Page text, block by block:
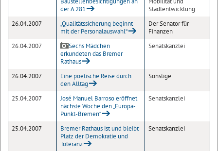
der A 281
Stadtentwicklung
26.04.2007
„Qualitätssicherung beginnt
mit der Personalauswahl“
Der Senator für
Finanzen
26.04.2007
Sechs Mädchen
erkundeten das Bremer
Rathaus
Senatskanzlei
26.04.2007
Eine poetische Reise durch
den Alltag
Sonstige
25.04.2007
José Manuel Barroso eröffnet
nächste Woche den „Europa-
Punkt-Bremen“
Senatskanzlei
25.04.2007
Bremer Rathaus ist und bleibt
Platz der Demokratie und
Toleranz
Senatskanzlei